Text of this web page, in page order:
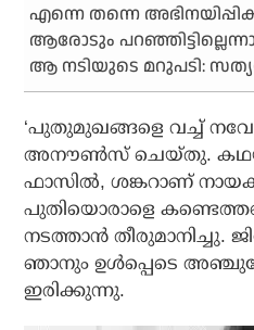
എന്നെ തന്നെ
ആരോടും
ആ നടിയുടെ മറുപടി:
‘പുതുമുഖങ്ങളെ വച്ച്
അനൗൺസ് ചെയ്‌തു.
ഫാസിൽ, ശങ്കറാണ്
പുതിയൊരാളെ
നടത്താൻ തീരുമാനിച്ചു.
ഞാനും ഉൾപ്പെടെ
ഇരിക്കുന്നു.